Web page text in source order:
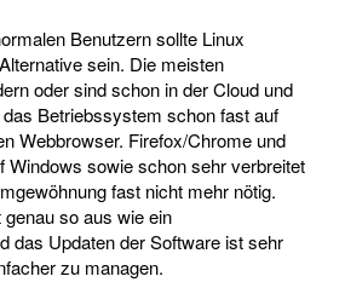
Benutzern sollte Linux
sein. Die meisten
oder sind schon in der Cloud und
Betriebssystem schon fast auf
Webbrowser. Firefox/Chrome und
Windows sowie schon sehr verbreitet
fast nicht mehr nötig.
so aus wie ein
das Updaten der Software ist sehr
zu managen.